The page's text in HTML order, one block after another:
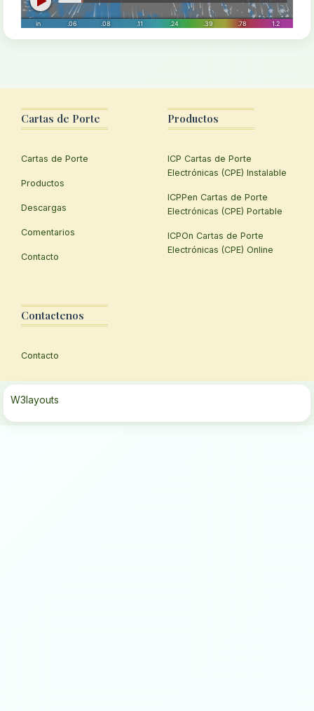
Cartas de Porte
Cartas de Porte
Productos
Descargas
Comentarios
Contacto
Productos
ICP Cartas de Porte
Electrónicas (CPE) Instalable
ICPPen Cartas de Porte
Electrónicas (CPE) Portable
ICPOn Cartas de Porte
Electrónicas (CPE) Online
Contactenos
Contacto
W3layouts